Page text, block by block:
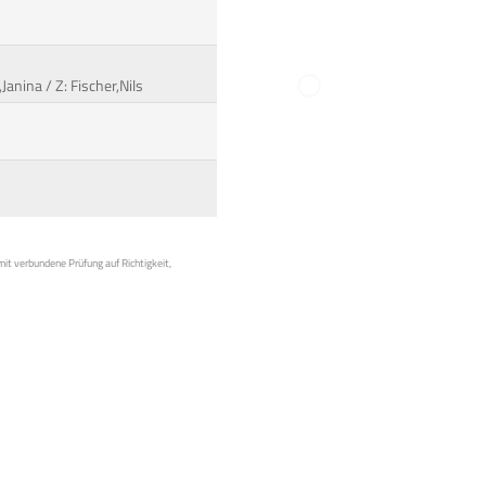
/ Z: Fischer,Nils
verbundene Prüfung auf Richtigkeit,